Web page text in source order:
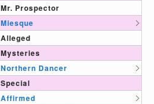
Mr. Prospector
Miesque
Alleged
Mysteries
Northern Dancer
Special
Affirmed